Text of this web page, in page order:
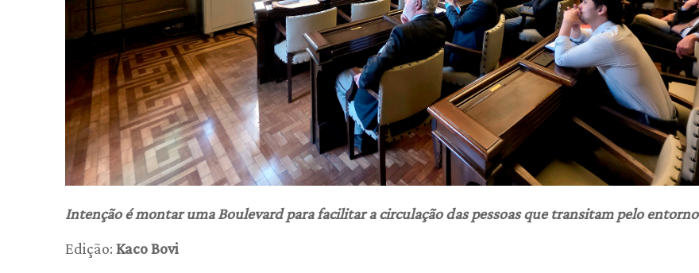
Intenção é montar uma Boulevard para facilitar a circulação das pessoas que transitam pelo entorno
Edição: Kaco Bovi